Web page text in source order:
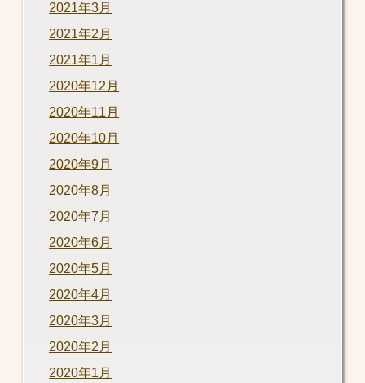
2021年3月
2021年2月
2021年1月
2020年12月
2020年11月
2020年10月
2020年9月
2020年8月
2020年7月
2020年6月
2020年5月
2020年4月
2020年3月
2020年2月
2020年1月